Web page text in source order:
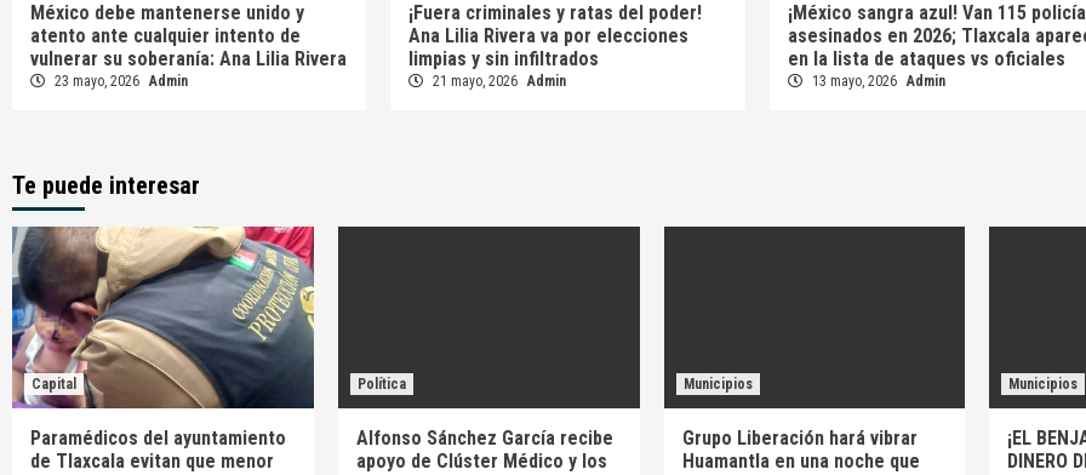
México debe mantenerse unido y
atento ante cualquier intento de
vulnerar su soberanía: Ana Lilia Rivera
23 mayo, 2026 Admin
¡Fuera criminales y ratas del poder!
Ana Lilia Rivera va por elecciones
limpias y sin infiltrados
21 mayo, 2026 Admin
¡México sangra azul! Van 115
asesinados en 2026; Tlaxcala
en la lista de ataques vs oficiales
13 mayo, 2026 Admin
Te puede interesar
Capital
Paramédicos del ayuntamiento
de Tlaxcala evitan que menor
Política
Alfonso Sánchez García recibe
apoyo de Clúster Médico y los
Municipios
Grupo Liberación hará vibrar
Huamantla en una noche que
Municipios
¡EL
DINERO